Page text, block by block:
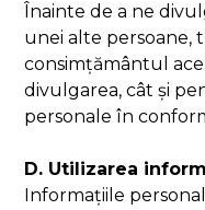
Înainte de a ne
unei alte persoane,
consimțământul
divulgarea, cât și
personale în
D. Utilizarea
Informațiile